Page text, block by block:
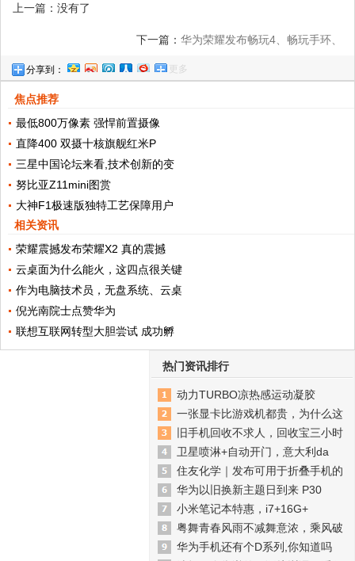
上一篇：没有了
下一篇： 华为荣耀发布畅玩4、畅玩手环、
分享到： 更多
焦点推荐
最低800万像素 强悍前置摄像
直降400 双摄十核旗舰红米P
三星中国论坛来看,技术创新的变
努比亚Z11mini图赏
大神F1极速版独特工艺保障用户
相关资讯
荣耀震撼发布荣耀X2 真的震撼
云桌面为什么能火，这四点很关键
作为电脑技术员，无盘系统、云桌
倪光南院士点赞华为
联想互联网转型大胆尝试 成功孵
热门资讯排行
动力TURBO凉热感运动凝胶
一张显卡比游戏机都贵，为什么这
旧手机回收不求人，回收宝三小时
卫星喷淋+自动开门，意大利da
住友化学｜发布可用于折叠手机的
华为以旧换新主题日到来 P30
小米笔记本特惠，i7+16G+
粤舞青春风雨不减舞意浓，乘风破
华为手机还有个D系列,你知道吗